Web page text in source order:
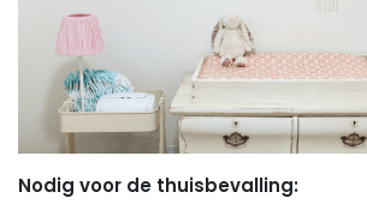
Nodig voor de thuisbevalling: